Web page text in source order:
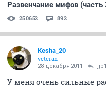
Развенчание мифов (часть
250652 892
Kesha_20
veteran
28 декабря 2011 jjb1
У меня очень сильные